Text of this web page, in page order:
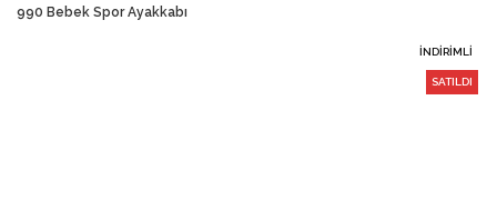
990 Bebek Spor Ayakkabı
İNDIRIMLI
SATILDI